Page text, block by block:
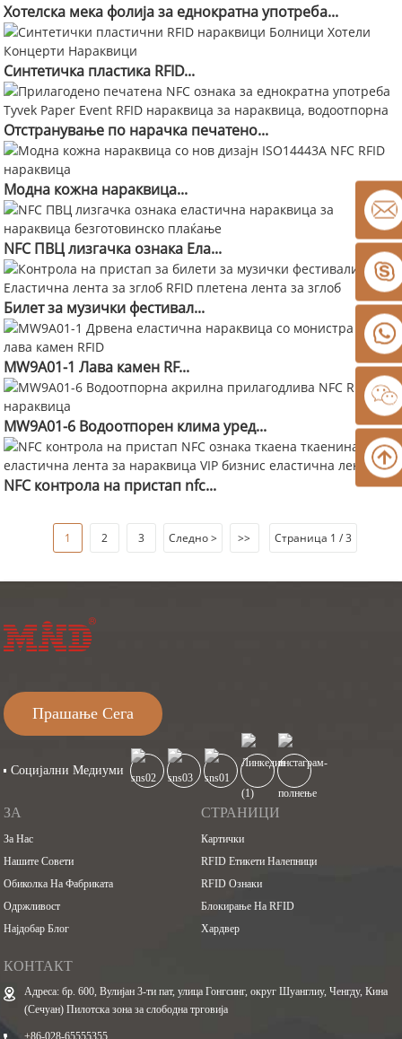
Хотелска мека фолија за еднократна употреба...
Синтетичка пластика RFID...
Отстранување по нарачка печатено...
Модна кожна нараквица...
NFC ПВЦ лизгачка ознака Ела...
Билет за музички фестивал...
MW9A01-1 Лава камен RF...
MW9A01-6 Водоотпорен клима уред...
NFC контрола на пристап nfc...
1 2 3 Следно > >> Страница 1 / 3
Прашање Сега
Социјални Медиуми
ЗА
За Нас
Нашите Совети
Обиколка На Фабриката
Одржливост
Најдобар Блог
СТРАНИЦИ
Картички
RFID Етикети Налепници
RFID Ознаки
Блокирање На RFID
Хардвер
КОНТАКТ
Адреса: бр. 600, Вулијан 3-ти пат, улица Гонгсинг, округ Шуанглиу, Ченгду, Кина
(Сечуан) Пилотска зона за слободна трговија
+86-028-65555355